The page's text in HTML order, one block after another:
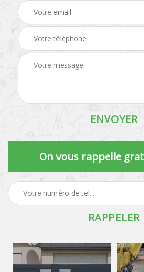
On vous rappelle